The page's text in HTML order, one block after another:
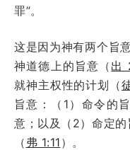
罪”。
这是因为神有两个旨
神道德上的旨意（ 出
就神主权性的计划（
旨意：（1）命令的
意；以及（2）命定
（ 弗 1:11 ）。